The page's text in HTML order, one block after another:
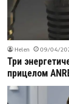
Helen 09/04/
Три
прицелом